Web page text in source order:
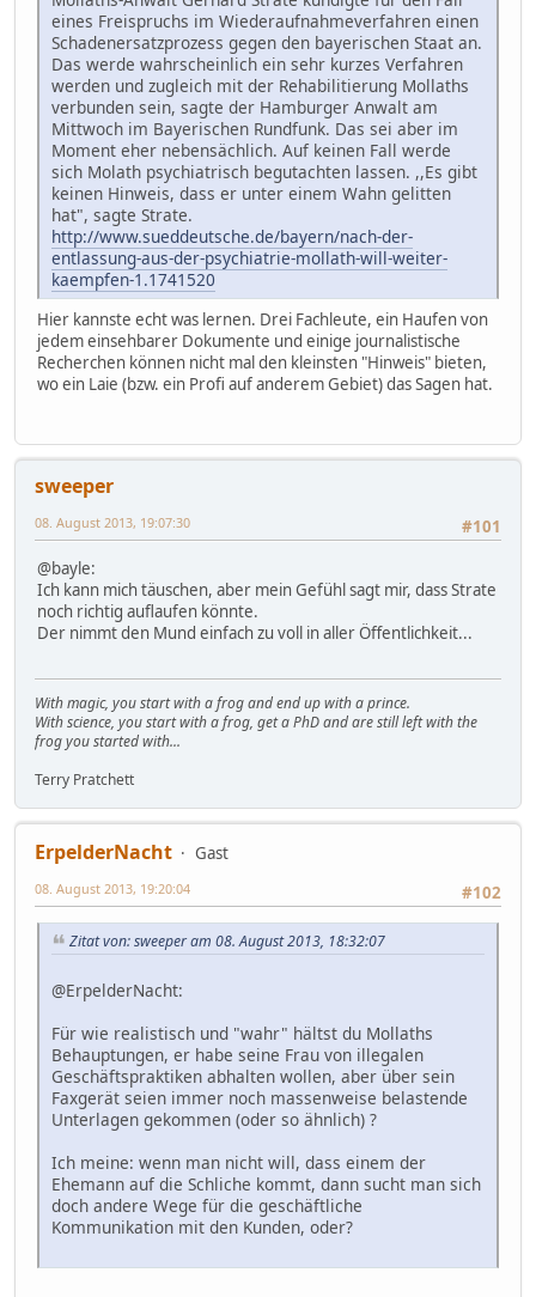
eines Freispruchs im Wiederaufnahmeverfahren einen
Schadenersatzprozess gegen den bayerischen Staat an.
Das werde wahrscheinlich ein sehr kurzes Verfahren
werden und zugleich mit der Rehabilitierung Mollaths
verbunden sein, sagte der Hamburger Anwalt am
Mittwoch im Bayerischen Rundfunk. Das sei aber im
Moment eher nebensächlich. Auf keinen Fall werde
sich Molath psychiatrisch begutachten lassen. ,,Es gibt
keinen Hinweis, dass er unter einem Wahn gelitten
hat", sagte Strate.
http://www.sueddeutsche.de/bayern/nach-der-
entlassung-aus-der-psychiatrie-mollath-will-weiter-
kaempfen-1.1741520
Hier kannste echt was lernen. Drei Fachleute, ein Haufen von
jedem einsehbarer Dokumente und einige journalistische
Recherchen können nicht mal den kleinsten "Hinweis" bieten,
wo ein Laie (bzw. ein Profi auf anderem Gebiet) das Sagen hat.
sweeper
#101
08. August 2013, 19:07:30
@bayle:
Ich kann mich täuschen, aber mein Gefühl sagt mir, dass Strate
noch richtig auflaufen könnte.
Der nimmt den Mund einfach zu voll in aller Öffentlichkeit...
With magic, you start with a frog and end up with a prince.
With science, you start with a frog, get a PhD and are still left with the
frog you started with...
Terry Pratchett
ErpelderNacht
Gast
#102
08. August 2013, 19:20:04
Zitat von: sweeper am 08. August 2013, 18:32:07
@ErpelderNacht:
Für wie realistisch und "wahr" hältst du Mollaths
Behauptungen, er habe seine Frau von illegalen
Geschäftspraktiken abhalten wollen, aber über sein
Faxgerät seien immer noch massenweise belastende
Unterlagen gekommen (oder so ähnlich) ?
Ich meine: wenn man nicht will, dass einem der
Ehemann auf die Schliche kommt, dann sucht man sich
doch andere Wege für die geschäftliche
Kommunikation mit den Kunden, oder?